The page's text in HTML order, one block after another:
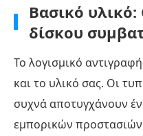
Βασικό
δίσκου
Το λογισμικό
και το υλικό σας. Οι
συχνά αποτυγχάνουν
εμπορικών